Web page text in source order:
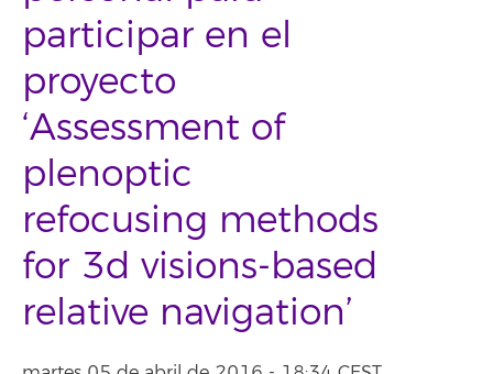
participar en el
proyecto
‘Assessment of
plenoptic
refocusing methods
for 3d visions-based
relative navigation’